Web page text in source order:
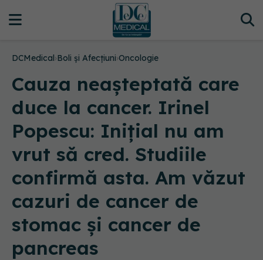
DCMedical›Boli și Afecțiuni›Oncologie
Cauza neașteptată care
duce la cancer. Irinel
Popescu: Inițial nu am
vrut să cred. Studiile
confirmă asta. Am văzut
cazuri de cancer de
stomac și cancer de
pancreas